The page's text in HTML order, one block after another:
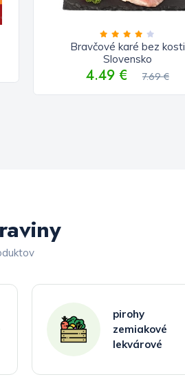
Bravčové karé bez kosti
Slovensko
4.49 € 7.69 €
pirohy
zemiakové
lekvárové